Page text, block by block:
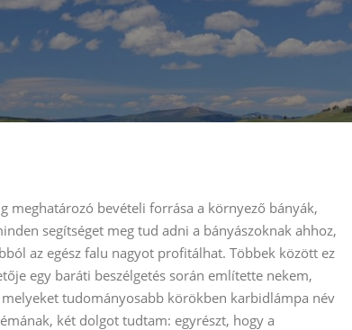
meghatározó bevételi forrása a környező bányák,
segítséget meg tud adni a bányászoknak ahhoz,
az egész falu nagyot profitálhat. Többek között ez
egy baráti beszélgetés során említette nekem,
tudományosabb körökben karbidlámpa név
két dolgot tudtam: egyrészt, hogy a